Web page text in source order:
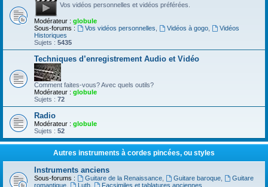
Vos vidéos personnelles et vidéos préférées.
Modérateur : globule
Sous-forums :
Vos vidéos personnelles Vidéos à gogo,
Vidéos
Historiques
Sujets : 5435
Techniques d’enregistrement Audio et Vidéo
Comment faites-vous? Avec quels outils?
Modérateur : globule
Sujets : 72
Radio
Modérateur : globule
Sujets : 52
Autres instruments à cordes pincées, ou styles
Instruments anciens
Sous-forums : Guitare de la Renaissance, Guitare baroque,
Guitare
romantique
Luth,
Facsimiles et tablatures anciennes